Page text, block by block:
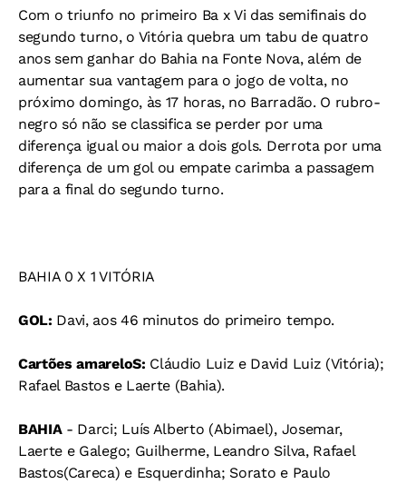
Com o triunfo no primeiro Ba x Vi das semifinais do
segundo turno, o Vitória quebra um tabu de quatro
anos sem ganhar do Bahia na Fonte Nova, além de
aumentar sua vantagem para o jogo de volta, no
próximo domingo, às 17 horas, no Barradão. O rubro-
negro só não se classifica se perder por uma
diferença igual ou maior a dois gols. Derrota por uma
diferença de um gol ou empate carimba a passagem
para a final do segundo turno.
BAHIA 0 X 1 VITÓRIA
GOL: Davi, aos 46 minutos do primeiro tempo.
Cartões amareloS: Cláudio Luiz e David Luiz (Vitória);
Rafael Bastos e Laerte (Bahia).
BAHIA- Darci; Luís Alberto (Abimael), Josemar,
Laerte e Galego; Guilherme, Leandro Silva, Rafael
Bastos(Careca) e Esquerdinha; Sorato e Paulo